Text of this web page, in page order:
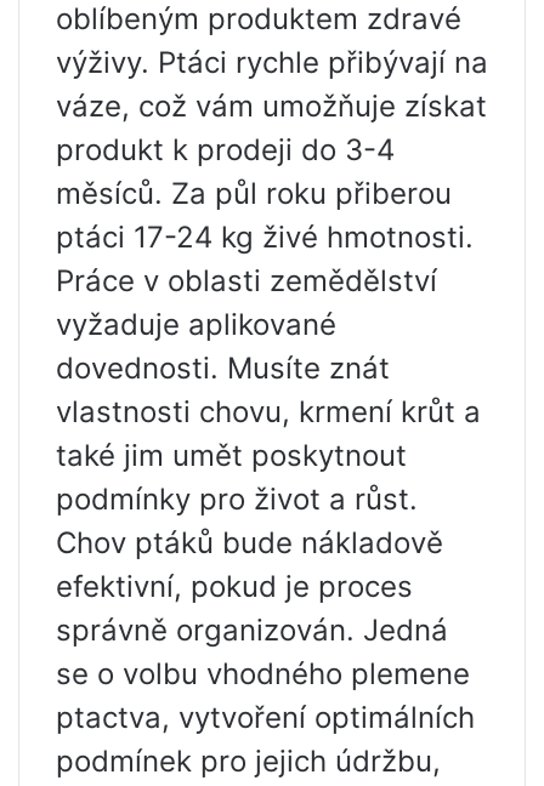
oblíbeným produktem zdravé
výživy. Ptáci rychle přibývají na
váze, což vám umožňuje získat
produkt k prodeji do 3-4
měsíců. Za půl roku přiberou
ptáci 17-24 kg živé hmotnosti.
Práce v oblasti zemědělství
vyžaduje aplikované
dovednosti. Musíte znát
vlastnosti chovu, krmení krůt a
také jim umět poskytnout
podmínky pro život a růst.
Chov ptáků bude nákladově
efektivní, pokud je proces
správně organizován. Jedná
se o volbu vhodného plemene
ptactva, vytvoření optimálních
podmínek pro jejich údržbu,